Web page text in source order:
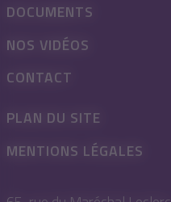
DOCUMENTS
NOS VIDÉOS
CONTACT
PLAN DU SITE
MENTIONS LÉGALES